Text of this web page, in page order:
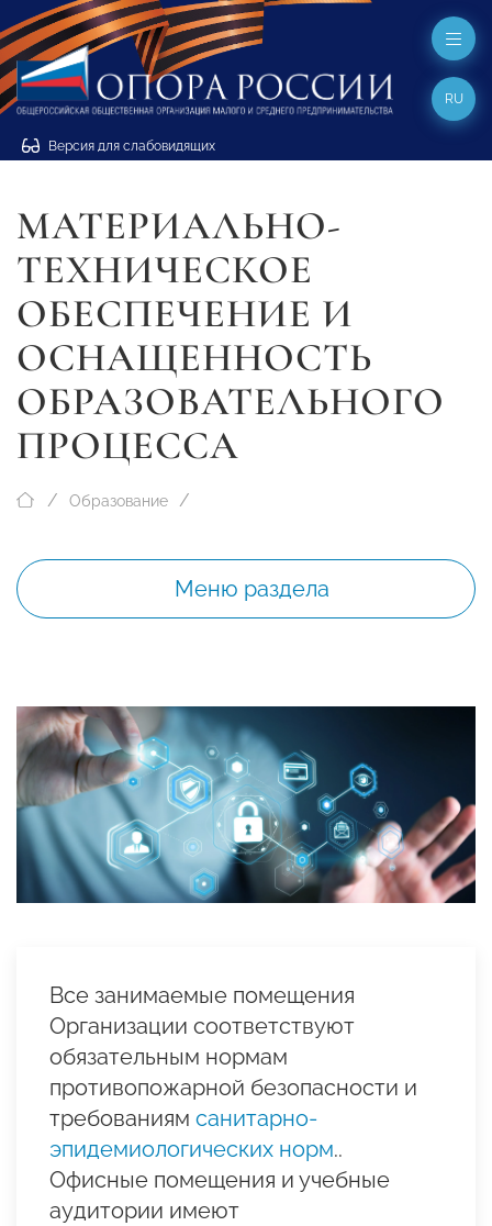
Версия для слабовидящих
RU
МАТЕРИАЛЬНО-
ТЕХНИЧЕСКОЕ
ОБЕСПЕЧЕНИЕ И
ОСНАЩЕННОСТЬ
ОБРАЗОВАТЕЛЬНОГО
ПРОЦЕССА
Образование
Меню раздела
Все занимаемые помещения
Организации соответствуют
обязательным нормам
противопожарной безопасности и
требованиям санитарно-
эпидемиологических норм..
Офисные помещения и учебные
аудитории имеют